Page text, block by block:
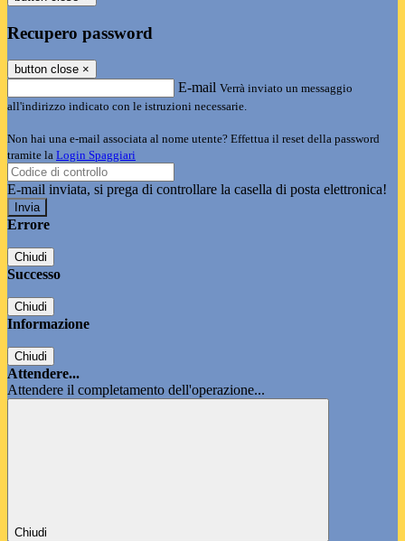
Recupero password
button close ×
E-mail Verrà inviato un messaggio
all'indirizzo indicato con le istruzioni necessarie.
Non hai una e-mail associata al nome utente? Effettua il reset della password
tramite la Login Spaggiari
E-mail inviata, si prega di controllare la casella di posta elettronica!
Errore
Chiudi
Successo
Chiudi
Informazione
Chiudi
Attendere...
Attendere il completamento dell'operazione...
Chiudi